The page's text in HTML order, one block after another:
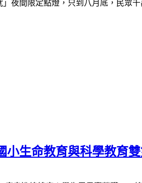
夜間限定點燈，只到八月底，民眾
小生命教育與科學教育